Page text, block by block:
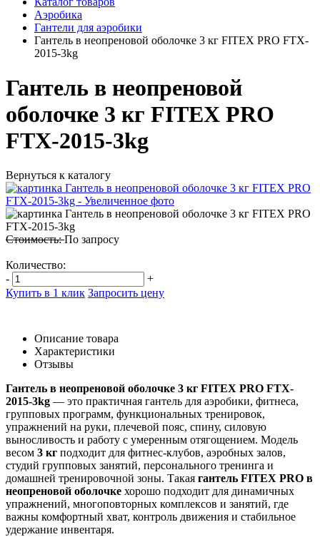
Аэробика
Гантели для аэробики
Гантель в неопреновой оболочке 3 кг FITEX PRO FTX-
2015-3kg
Гантель в неопреновой
оболочке 3 кг FITEX PRO
FTX-2015-3kg
Вернуться к каталогу
Стоимость:По запросу
Количество:
-
+
Купить в 1 клик Запросить цену
Описание товара
Характеристики
Отзывы
Гантель в неопреновой оболочке 3 кг FITEX PRO FTX-
2015-3kg — это практичная гантель для аэробики, фитнеса,
групповых программ, функциональных тренировок,
упражнений на руки, плечевой пояс, спину, силовую
выносливость и работу с умеренным отягощением. Модель
весом 3 кг подходит для фитнес-клубов, аэробных залов,
студий групповых занятий, персонального тренинга и
домашней тренировочной зоны. Такая гантель FITEX PRO в
неопреновой оболочке хорошо подходит для динамичных
упражнений, многоповторных комплексов и занятий, где
важны комфортный хват, контроль движения и стабильное
удержание инвентаря.